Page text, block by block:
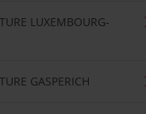
LUXEMBOURG-
GASPERICH